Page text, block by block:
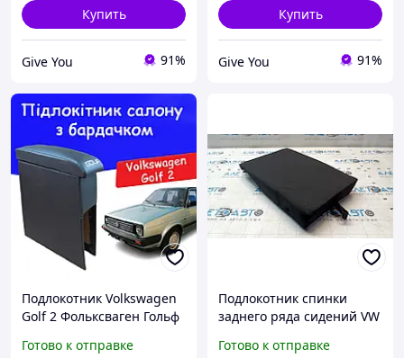
Купить
Give You 91%
Купить
Give You 91%
Подлокотник Volkswagen
Golf 2 Фольксваген Гольф
тюнинг салона обвес Бокс
Готово к отправке
Подлокотник спинки
заднего ряда сидений VW
5GM885081HLI8
Готово к отправке